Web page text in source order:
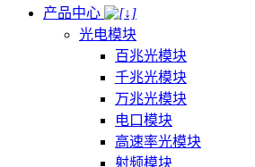
产品中心
光电模块
百兆光模块
千兆光模块
万兆光模块
电口模块
高速率光模块
射频模块